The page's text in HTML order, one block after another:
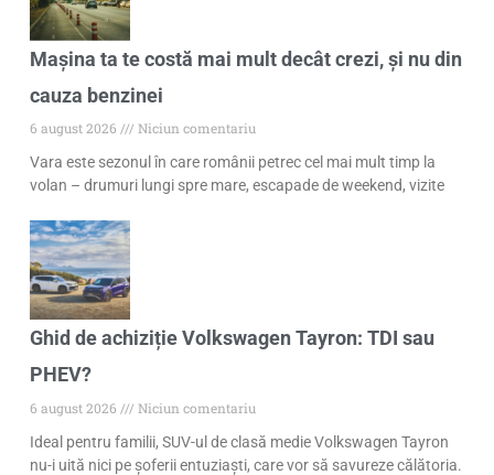
Mașina ta te costă mai mult decât crezi, și nu din
cauza benzinei
6 august 2026
Niciun comentariu
Vara este sezonul în care românii petrec cel mai mult timp la
volan – drumuri lungi spre mare, escapade de weekend, vizite
Ghid de achiziție Volkswagen Tayron: TDI sau
PHEV?
6 august 2026
Niciun comentariu
Ideal pentru familii, SUV-ul de clasă medie Volkswagen Tayron
nu-i uită nici pe șoferii entuziaști, care vor să savureze călătoria.